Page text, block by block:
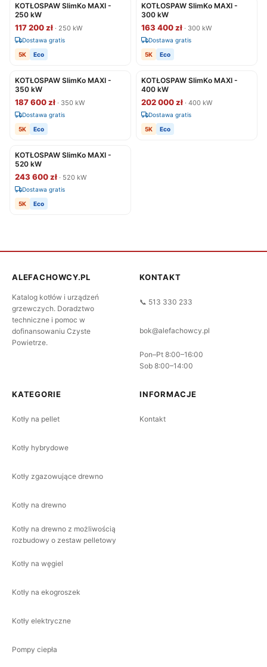
KOTŁOSPAW SlimKo MAXI -
250 kW
117 200 zł · 250 kW
Dostawa gratis
5K
Eco
KOTŁOSPAW SlimKo MAXI -
300 kW
163 400 zł · 300 kW
Dostawa gratis
5K
Eco
KOTŁOSPAW SlimKo MAXI -
350 kW
187 600 zł · 350 kW
Dostawa gratis
5K
Eco
KOTŁOSPAW SlimKo MAXI -
400 kW
202 000 zł · 400 kW
Dostawa gratis
5K
Eco
KOTŁOSPAW SlimKo MAXI -
520 kW
243 600 zł · 520 kW
Dostawa gratis
5K
Eco
ALEFACHOWCY.PL
Katalog kotłów i urządzeń
grzewczych. Doradztwo
techniczne i pomoc w
dofinansowaniu Czyste
Powietrze.
KONTAKT
📞 513 330 233
bok@alefachowcy.pl
Pon–Pt 8:00–16:00
Sob 8:00–14:00
KATEGORIE
Kotły na pellet
Kotły hybrydowe
Kotły zgazowujące drewno
Kotły na drewno
Kotły na drewno z możliwością
rozbudowy o zestaw pelletowy
Kotły na węgiel
Kotły na ekogroszek
Kotły elektryczne
Pompy ciepła
INFORMACJE
Kontakt